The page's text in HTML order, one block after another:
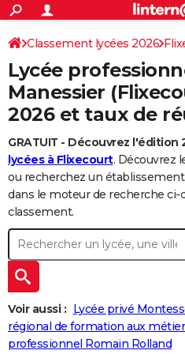
ACTUALITÉS
Politique
Société
Faits Divers
Education
Monde
Villes
+
SPORT
Coupe du monde 2026
Football
Tennis
Cyclisme
Rugby
Forum
CULTURE
Programme TV
TNT
Streaming
Cinéma
Sorties cinéma
Musique
+
FINANCE
Retraite
Impôts
Epargne
Immobilier
Risques naturels par ville
Banque
Assurance
Crédit
AUTO
Essais
Réserver un essai
Citadines
Berlines
SUV
Forum auto
+
HIGH-TECH
Mobiles
Meilleur smartphone
Internet
Ordinateurs
Jeux vidéo
Guide high-tech
+
BRICOLAGE
Forum
Aménagement intérieur
Extérieur
Cuisine
Salle de bains
Jardinage
Rangement
WEEK-END
Guides de France
Escapades
Patrimoine
Expositions
Musées
Week-end nature
+LIFESTYLE
Art de vivre
Bien-être
Loisirs
Mode
Modes de vie
+SANTE
Alimentation
Guide de la santé
Maladies
Médicaments
Sommeil
VOYAGE
Classement lycées 2026
Lycée
Manessier
2026 et taux de
GRATUIT - Découvrez l'édition
lycées à Flixecourt. Découvrez
ou recherchez un
dans le moteur de recherche ci-
classement.
Voir aussi : Lycée privé
régional de formation aux
professionnel Romain Rolland